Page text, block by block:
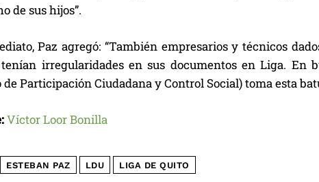
de sus hijos”.
Paz agregó: “También empresarios y técnicos
irregularidades en sus documentos en Liga. En
de Participación Ciudadana y Control Social) toma esta
Víctor Loor Bonilla
ESTEBAN PAZ LDU LIGA DE QUITO